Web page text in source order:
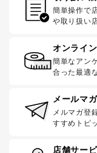
簡単操作で
や取り扱い
オンライ
簡単なアン
合った最適
メールマ
メルマガ登
すすめトピ
店舗サー